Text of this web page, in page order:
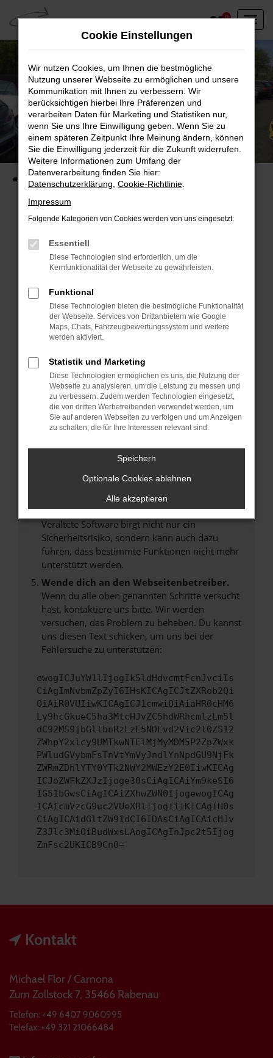
Zum
Hauptinhalt
springen
0
Unser Fahrzeugbestand vor Ort
Entdecken Sie unsere sofort verfügbaren
Fahrzeugangebote
Fehler: Network Error
Beim Laden ist ein Fehler aufgetreten.
Hier sind ein paar Tipps, die dir helfen können:
Überprüfe deine Firewall und deine
Internetverbindung.
Laden andere Webseiten, zum Beispiel deine
Suchmaschine?
Manche Erweiterungen, wie Werbeblocker,
können das Laden bestimmter Seiten
verhindern. Funktioniert die Seite in einem
anderen Browser oder in einem privaten
Fenster?
Das kann manchmal helfen, vorübergehende
Probleme zu beheben.
Stelle sicher, dass dein Browser und dein
Betriebssystem auf dem neuesten Stand
sind.
Veraltete Software birgt nicht nur ein
Sicherheitsrisiko, sondern kann auch dazu
führen, dass bestimmte Funktionen nicht mehr
unterstützt werden.
Wende dich an den Webseitenbetreiber.
Wenn du alle oben genannten Schritte versucht
hast, kontaktiere uns bitte. Wir werden
versuchen, das Problem zu beheben. Du kannst
uns diesen Text schicken, um uns bei der
Fehlersuche zu unterstützen:
ewogICJuYW1lIjogIk5ldHdvcmtFcnJvciIs
CiAgImNvbmZpZyI6IHsKICAgICJtZXRob2Qi
OiAiR0VUIiwKICAgICJ1cmwiOiAiaHR0cHM6
Ly9hcGkueC5ha3MtcHJvZC5hdWRhcmlzLm5l
dC92MS9jbGllbnRzLzE5NDEvd2Vic2l0ZS12
ZWhpY2xlcy9UMTkwNTElMjMyMDM5P2ZpZWxk
PWludGVybmFsTnVtYmVyJndlYnNpdGU9NjFk
ZWRmZDhlYTY0YTk2NWY2MWEzY2E0IiwKICAg
ICJoZWFkZXJzIjoge30sCiAgICAiYm9keSI6
IG51bGwsCiAgICAiZXhwZWN0IjogewogICAg
ICAicmVzcG9uc2VUeXBlIjogIiIKICAgIH0s
CiAgICAidGltZW91dCI6IDAsCiAgICAicHJv
Z3Jlc3MiOiBudWxsLAogICAgInJpc2t5Ijog
ZmFsc2UKICB9Cn0=
Kontakt
Michael Flor / Carnona
Zum Zollstock 7, 35466 Rabenau
Telefon: +49 6407 9060995
Telefax: +49 321 21066484
Cookie Einstellungen
Wir nutzen Cookies, um Ihnen die bestmögliche
Nutzung unserer Webseite zu ermöglichen und unsere
Kommunikation mit Ihnen zu verbessern. Wir
berücksichtigen hierbei Ihre Präferenzen und
verarbeiten Daten für Marketing und Statistiken nur,
wenn Sie uns Ihre Einwilligung geben. Wenn Sie zu
einem späteren Zeitpunkt Ihre Meinung ändern, können
Sie die Einwilligung jederzeit für die Zukunft widerrufen.
Weitere Informationen zum Umfang der
Datenverarbeitung finden Sie hier:
Datenschutzerklärung Cookie-Richtlinie
Impressum
Folgende Kategorien von Cookies werden von uns eingesetzt:
Essentiell
Diese Technologien sind erforderlich, um die
Kernfunktionalität der Webseite zu gewährleisten.
Funktional
Diese Technologien bieten die bestmögliche Funktionalität
der Webseite. Services von Drittanbietern wie Google
Maps, Chats, Fahrzeugbewertungssystem und weitere
werden aktiviert.
Statistik und Marketing
Diese Technologien ermöglichen es uns, die Nutzung der
Webseite zu analysieren, um die Leistung zu messen und
zu verbessern. Zudem werden Technologien eingesetzt,
die von dritten Werbetreibenden verwendet werden, um
Sie auf anderen Webseiten zu verfolgen und um Anzeigen
zu schalten, die für Ihre Interessen relevant sind.
Speichern
Optionale Cookies ablehnen
Alle akzeptieren